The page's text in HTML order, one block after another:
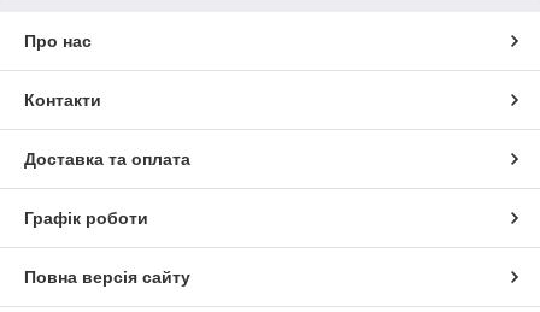
Про нас
Контакти
Доставка та оплата
Графік роботи
Повна версія сайту